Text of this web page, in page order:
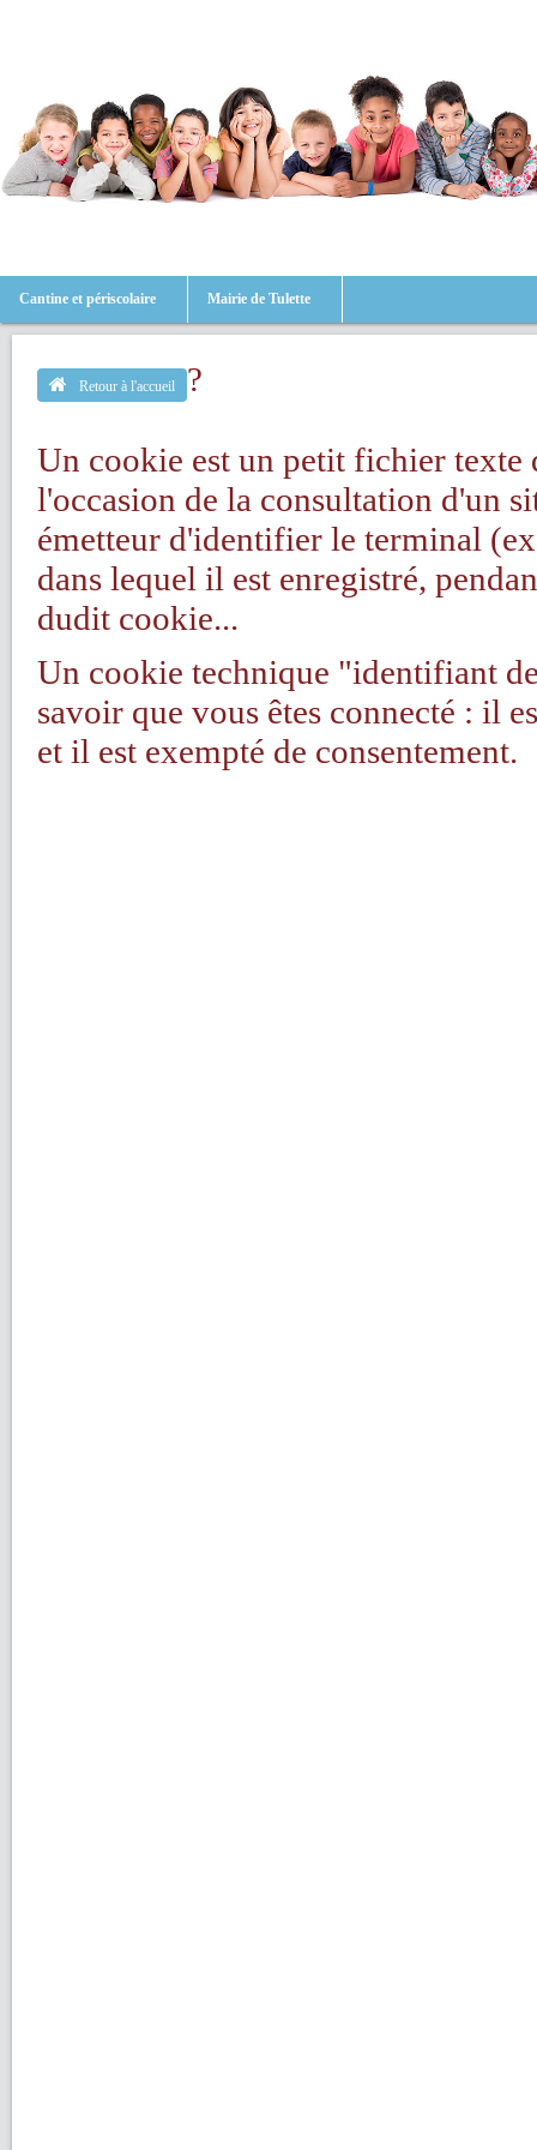
Cantine et périscolaire Mairie de Tulette
Retour à l'accueil ?
Un cookie est un petit fichier texte
l'occasion de la consultation d'un
émetteur d'identifier le terminal
dans lequel il est enregistré,
dudit cookie...
Un cookie technique "identifiant
savoir que vous êtes connecté : il
et il est exempté de consentement.